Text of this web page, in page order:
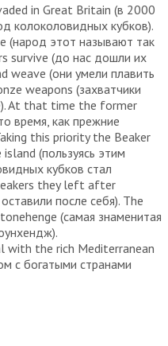
in Great Britain (в 2000
колоколовидных кубков).
(народ этот называют так
survive (до нас дошли их
weave (они умели плавить
weapons (захватчики
At that time the former
время, как прежние
this priority the Beaker
(пользуясь этим
кубков стал
they left after
после себя). The
(самая знаменитая
with the rich Mediterranean
с богатыми странами